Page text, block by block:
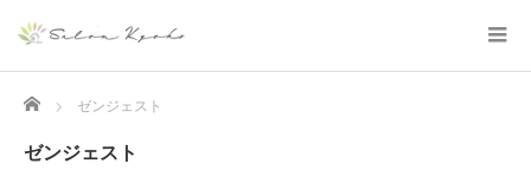
Home ゼンジェスト
ゼンジェスト